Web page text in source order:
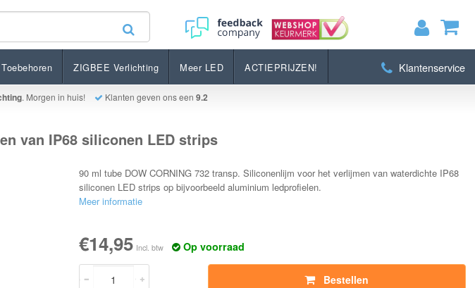
MIJN WINKELWAGEN
ZIGBEE Verlichting Meer LED ACTIEPRIJZEN! Klantenservice
. Morgen in huis! Klanten geven ons een 9.2
LED strips
Bestellen
van IP68 siliconen LED strips
90 ml tube DOW CORNING 732 transp. Siliconenlijm voor het verlijmen van waterdichte IP68
siliconen LED strips op bijvoorbeeld aluminium ledprofielen.
Meer informatie
€14,95 Incl. btw Op voorraad
Bestellen